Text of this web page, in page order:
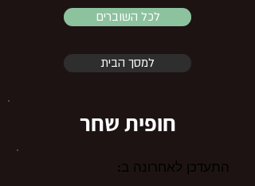
לכל השוברים
למסך הבית
חופית שחר
התעדכן לאחרונה ב: